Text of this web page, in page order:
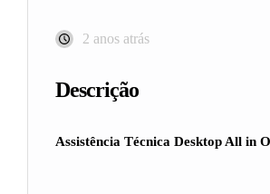
2 anos atrás
Descrição
Assistência Técnica Desktop All in